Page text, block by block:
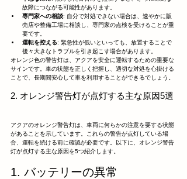
故障につながる可能性があります。
専門家への相談: 自分で対処できない場合は、速やかに販
売店や整備工場に相談し、専門家の点検を受けることが重
要です。
運転を控える: 緊急性が低いといっても、放置することで
後々大きなトラブルを引き起こす場合があります。
オレンジ色の警告灯は、アクアを安全に運転するための重要な
サインです。車の状態を正しく把握し、適切な対処を心掛ける
ことで、長期間安心して車を利用することができるでしょう。
2. オレンジ警告灯が点灯する主な原因5選
アクアのオレンジ警告灯は、車両に何らかの注意を要する状態
があることを示しています。これらの警告が点灯している場
合、運転を続ける前に確認が必要です。以下に、オレンジ警告
灯が点灯する主な原因を5つ紹介します。
1. バッテリーの異常